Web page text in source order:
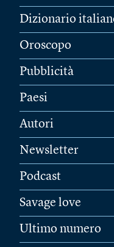
Dizionario
Oroscopo
Pubblicità
Paesi
Autori
Newsletter
Podcast
Savage love
Ultimo numero